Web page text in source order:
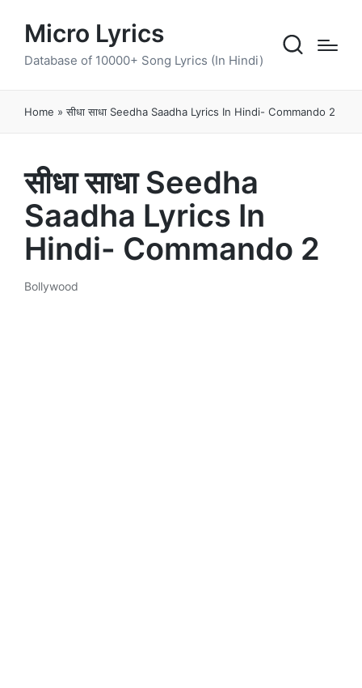
Micro Lyrics
Database of 10000+ Song Lyrics (In Hindi)
Home »सीधा साधा Seedha Saadha Lyrics In Hindi- Commando 2
सीधा साधा Seedha
Saadha Lyrics In
Hindi- Commando 2
Posted
Bollywood